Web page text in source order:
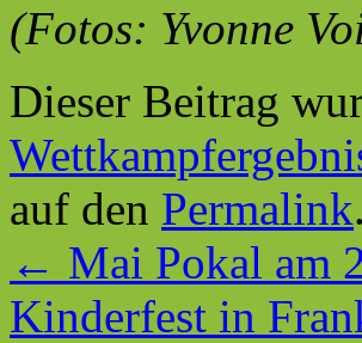
(Fotos: Yvonne
Dieser Beitrag
auf den Permalink.
← Mai Pokal am
Kinderfest in